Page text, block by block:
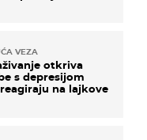
VEZA
otkriva
s depresijom
na lajkove